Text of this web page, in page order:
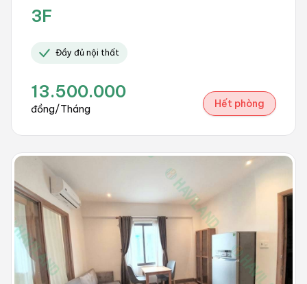
3F
Đầy đủ nội thất
13.500.000
đồng/Tháng Hết phòng